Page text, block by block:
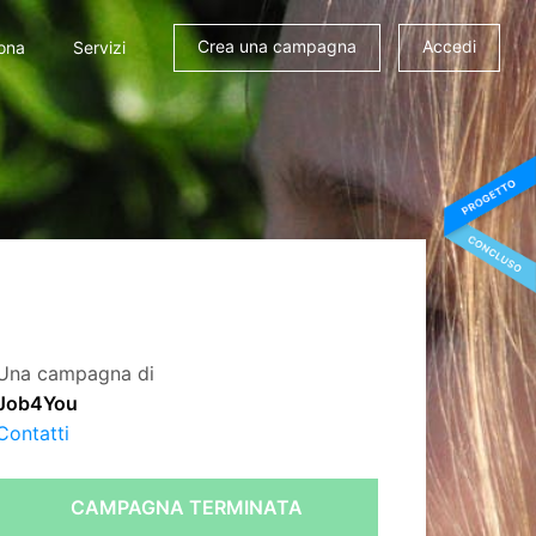
Servizi Crea una campagna Accedi
campagna di
CAMPAGNA TERMINATA